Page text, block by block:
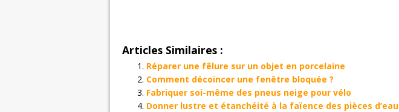
Articles Similaires :
Réparer une fêlure sur un objet en porcelaine
Comment décoincer une fenêtre bloquée ?
Fabriquer soi-même des pneus neige pour vélo
Donner lustre et étanchéité à la faïence des pièces d’eau